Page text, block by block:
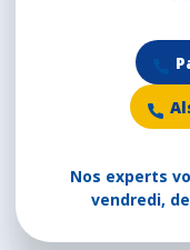
Nos experts
vendredi,